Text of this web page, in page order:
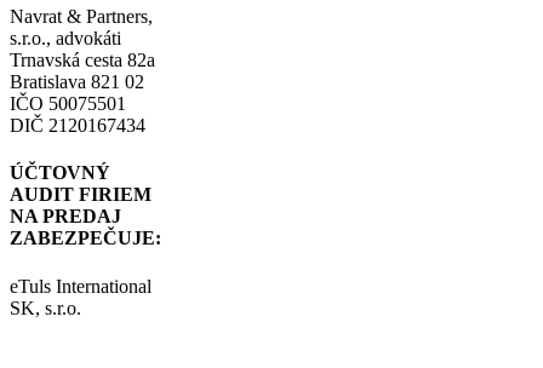
Navrat & Partners,
s.r.o., advokáti
Trnavská cesta 82a
Bratislava 821 02
IČO 50075501
DIČ 2120167434
ÚČTOVNÝ
AUDIT FIRIEM
NA PREDAJ
ZABEZPEČUJE:
eTuls International
SK, s.r.o.